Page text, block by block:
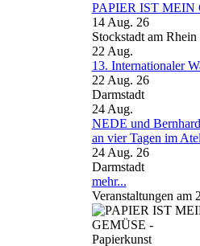
PAPIER IST MEIN
14 Aug. 26
Stockstadt am Rhein
22 Aug.
13. Internationaler
22 Aug. 26
Darmstadt
24 Aug.
NEDE und
an vier Tagen im
24 Aug. 26
Darmstadt
mehr...
Veranstaltungen am